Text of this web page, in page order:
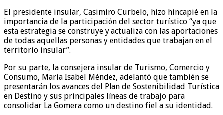
El presidente insular, Casimiro Curbelo, hizo hincapié en la
importancia de la participación del sector turístico “ya que
esta estrategia se construye y actualiza con las aportaciones
de todas aquellas personas y entidades que trabajan en el
territorio insular”.
Por su parte, la consejera insular de Turismo, Comercio y
Consumo, María Isabel Méndez, adelantó que también se
presentarán los avances del Plan de Sostenibilidad Turística
en Destino y sus principales líneas de trabajo para
consolidar La Gomera como un destino fiel a su identidad.